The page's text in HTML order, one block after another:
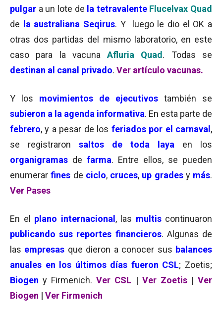
pulgar a un lote de la tetravalente Flucelvax Quad
de
la australiana Seqirus. Y luego le dio el OK a
otras dos partidas del mismo laboratorio, en este
caso para la vacunaAfluria Quad . Todas se
destinan al canal privado. Ver artículo vacunas.
Y los movimientos de ejecutivos también se
subieron a la agenda informativa. En esta parte de
febrero, y a pesar de los feriados por el carnaval ,
se registraron saltos de toda laya
en los
organigramas de farma. Entre ellos, se pueden
enumerarfines de ciclo, cruces, up gradesy más.
Ver Pases
En el plano internacional , las multiscontinuaron
publicando sus reportes financieros. Algunas de
las empresas que dieron a conocer sus balances
anuales en los últimos días fueron CSL; Zoetis;
Biogen y Firmenich.Ver CSL | Ver Zoetis|Ver
Biogen | Ver Firmenich